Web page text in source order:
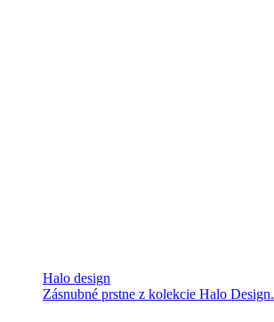
Halo design
Zásnubné prstne z kolekcie Halo Design.